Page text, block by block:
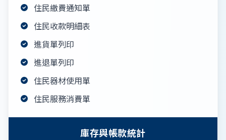
住民繳費通知單
住民收款明細表
進貨單列印
進退單列印
住民器材使用單
住民服務消費單
庫存與帳款統計